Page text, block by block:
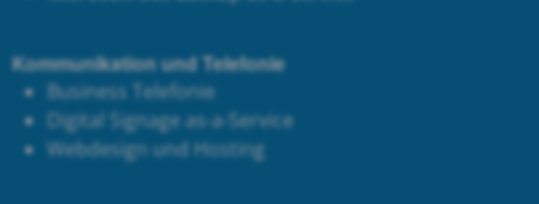
Kommunikation und Telefonie
Business Telefonie
Digital Signage as-a-Service
Webdesign und Hosting